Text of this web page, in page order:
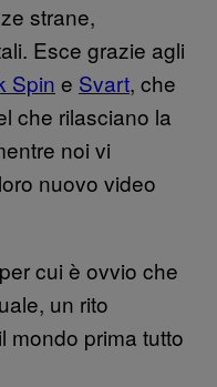
strane,
Esce grazie agli
Spin e Svart, che
che rilasciano la
noi vi
nuovo video
cui è ovvio che
un rito
mondo prima tutto